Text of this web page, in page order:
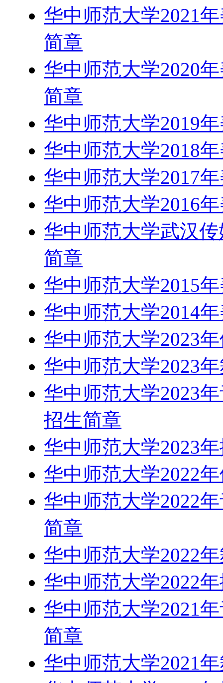
华中师范大学2021
简章
华中师范大学2020
简章
华中师范大学2019
华中师范大学2018
华中师范大学2017
华中师范大学2016
华中师范大学武汉
简章
华中师范大学2015
华中师范大学2014
华中师范大学2023
华中师范大学2023
华中师范大学2023
招生简章
华中师范大学2023
华中师范大学2022
华中师范大学2022
简章
华中师范大学2022
华中师范大学2022
华中师范大学2021
简章
华中师范大学2021